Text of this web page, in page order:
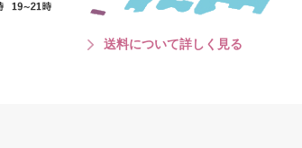
送料について詳しく見る